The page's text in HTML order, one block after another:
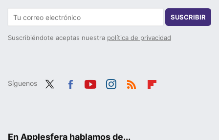
SUSCRIBIR
Suscribiéndote aceptas nuestra política de privacidad
Síguenos
En Applesfera hablamos de...